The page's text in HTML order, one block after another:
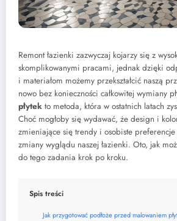
Remont łazienki zazwyczaj kojarzy się z
skomplikowanymi pracami, jednak dzięki
i materiałom możemy przekształcić naszą
nowo bez konieczności całkowitej wymiany
płytek to metoda, która w ostatnich latach
Choć mogłoby się wydawać, że design i
zmieniające się trendy i osobiste preferencje
zmiany wyglądu naszej łazienki. Oto, jak
do tego zadania krok po kroku.
Spis treści
Jak przygotować podłoże przed malowaniem